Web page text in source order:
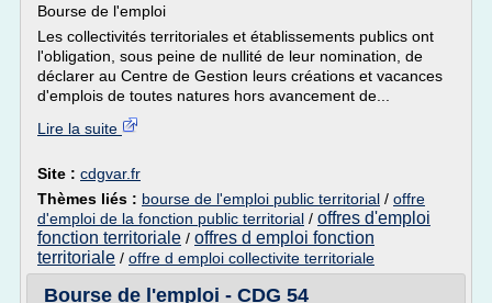
Bourse de l'emploi
Les collectivités territoriales et établissements publics ont
l'obligation, sous peine de nullité de leur nomination, de
déclarer au Centre de Gestion leurs créations et vacances
d'emplois de toutes natures hors avancement de...
Lire la suite
Site : cdgvar.fr
Thèmes liés : bourse de l'emploi public territorial / offre
d'emploi de la fonction public territorial / offres d'emploi
fonction territoriale / offres d emploi fonction
territoriale / offre d emploi collectivite territoriale
Bourse de l'emploi - CDG 54